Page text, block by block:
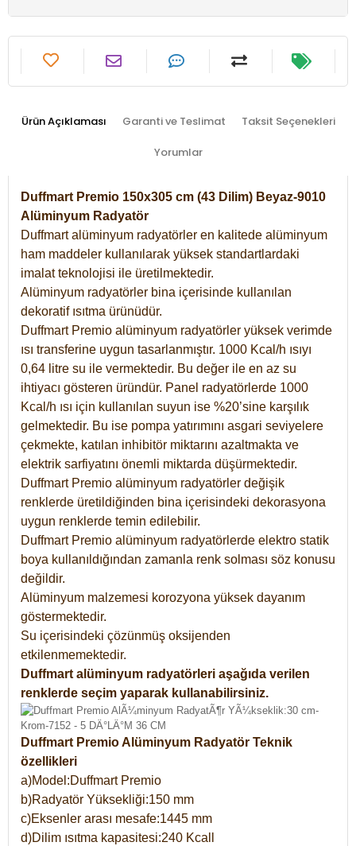
Ürün Açıklaması Garanti ve Teslimat Taksit Seçenekleri
Yorumlar
Duffmart Premio 150x305 cm (43 Dilim) Beyaz-9010
Alüminyum Radyatör
Duffmart alüminyum radyatörler en kalitede alüminyum
ham maddeler kullanılarak yüksek standartlardaki
imalat teknolojisi ile üretilmektedir.
Alüminyum radyatörler bina içerisinde kullanılan
dekoratif ısıtma ürünüdür.
Duffmart Premio alüminyum radyatörler yüksek verimde
ısı transferine uygun tasarlanmıştır. 1000 Kcal/h ısıyı
0,64 litre su ile vermektedir. Bu değer ile en az su
ihtiyacı gösteren üründür. Panel radyatörlerde 1000
Kcal/h ısı için kullanılan suyun ise %20’sine karşılık
gelmektedir. Bu ise pompa yatırımını asgari seviyelere
çekmekte, katılan inhibitör miktarını azaltmakta ve
elektrik sarfiyatını önemli miktarda düşürmektedir.
Duffmart Premio alüminyum radyatörler değişik
renklerde üretildiğinden bina içerisindeki dekorasyona
uygun renklerde temin edilebilir.
Duffmart Premio alüminyum radyatörlerde elektro statik
boya kullanıldığından zamanla renk solması söz konusu
değildir.
Alüminyum malzemesi korozyona yüksek dayanım
göstermektedir.
Su içerisindeki çözünmüş oksijenden
etkilenmemektedir.
Duffmart alüminyum radyatörleri aşağıda verilen
renklerde seçim yaparak kullanabilirsiniz.
Duffmart Premio Alüminyum Radyatör Teknik
özellikleri
a)Model:Duffmart Premio
b)Radyatör Yüksekliği:150 mm
c)Eksenler arası mesafe:1445 mm
d)Dilim ısıtma kapasitesi:240 Kcall